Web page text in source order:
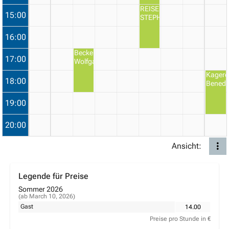
Ansicht:
15:00
16:00
17:00
18:00
19:00
20:00
Becker
Wolfgang
REISER
STEPHAN
Legende für Preise
Sommer 2026
(ab March 10, 2026)
Gast
14.00
Preise pro Stunde in €